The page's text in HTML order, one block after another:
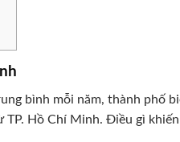
bình mỗi năm, thành phố
Hồ Chí Minh. Điều gì